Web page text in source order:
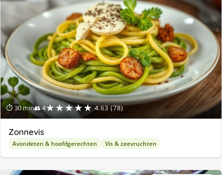
⏱ 30 min👥 4★★★★★ 4.63 (78)
Zonnevis
Avondeten & hoofdgerechten Vis & zeevruchten